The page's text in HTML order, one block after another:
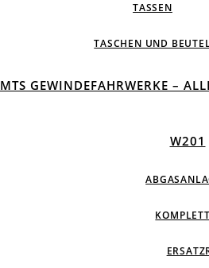
TASSEN
TASCHEN UND
MTS GEWINDEFAHRWERKE –
W201